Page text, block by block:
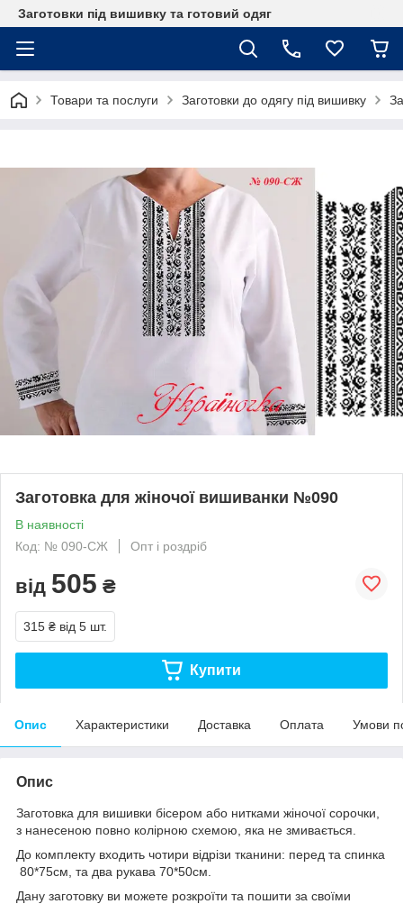
Заготовки під вишивку та готовий одяг
Товари та послуги Заготовки до одягу під вишивку
Заготовка для жіночої вишиванки №090
В наявності
Код: № 090-СЖ
Опт і роздріб
від 505 ₴
315 ₴ від 5 шт.
Купити
Опис Характеристики Доставка Оплата Умови
Опис
Заготовка для вишивки бісером або нитками жіночої сорочки,
з нанесеною повно колірною схемою, яка не змивається.
До комплекту входить чотири відрізи тканини: перед та спинка
80*75см, та два рукава 70*50см.
Дану заготовку ви можете розкроїти та пошити за своїми